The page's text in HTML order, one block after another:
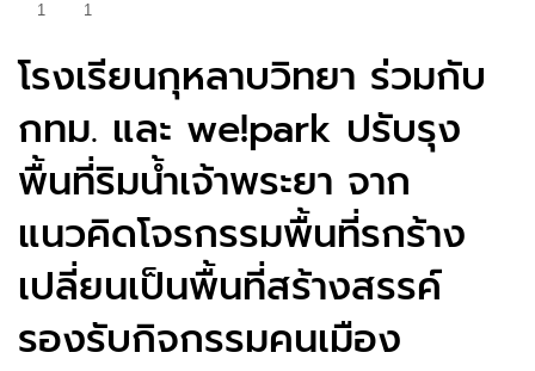
1 1
โรงเรียนกุหลาบวิทยา ร่วมกับ
กทม. และ we!park ปรับรุง
พื้นที่ริมน้ำเจ้าพระยา จาก
แนวคิดโจรกรรมพื้นที่รกร้าง
เปลี่ยนเป็นพื้นที่สร้างสรรค์
รองรับกิจกรรมคนเมือง